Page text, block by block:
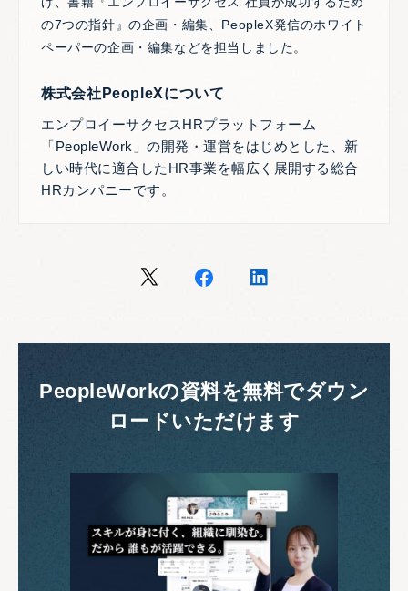
の7つの指針』の企画・編集、PeopleX発信のホワイト
ペーパーの企画・編集などを担当しました。
株式会社PeopleXについて
エンプロイーサクセスHRプラットフォーム
「PeopleWork」の開発・運営をはじめとした、新
しい時代に適合したHR事業を幅広く展開する総合
HRカンパニーです。
PeopleWorkの資料を無料でダウン
ロードいただけます